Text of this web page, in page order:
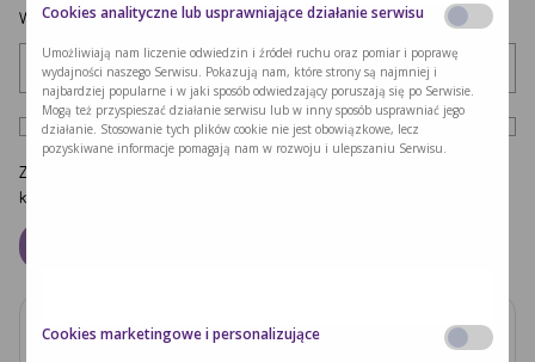
Witryna internetowa
Zapamiętaj moje dane w tej przeglądarce podczas pisania kolejnych
komentarzy.
Zobacz również
Cookies analityczne lub usprawniające działanie serwisu
Umożliwiają nam liczenie odwiedzin i źródeł ruchu oraz pomiar i poprawę
wydajności naszego Serwisu. Pokazują nam, które strony są najmniej i
najbardziej popularne i w jaki sposób odwiedzający poruszają się po Serwisie.
Mogą też przyspieszać działanie serwisu lub w inny sposób usprawniać jego
działanie. Stosowanie tych plików cookie nie jest obowiązkowe, lecz
pozyskiwane informacje pomagają nam w rozwoju i ulepszaniu Serwisu.
Cookies marketingowe i personalizujące